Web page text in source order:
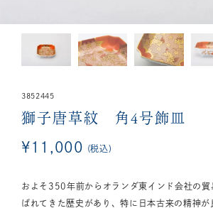
3852445
獅子唐草紋 角4号飾皿
¥ 11,000 税込
およそ350年前からオランダ東インド会社の貿
ばれてきた歴史があり、特に日本古来の精神が